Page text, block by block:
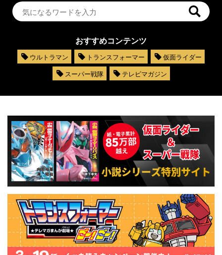
おすすめコンテンツ
ウルトラマン トランスフォーマー
仮面ライダー
スーパー戦隊
テレビマガジン